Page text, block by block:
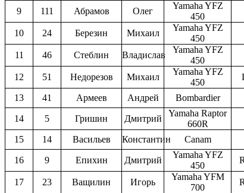
9 111 Абрамов Олег
Yamaha YFZ
450
10 24 Березин Михаил
Yamaha YFZ
450
11 46 Стеблин Владислав
Yamaha YFZ
450
12 51 Недорезов Михаил
Yamaha YFZ
450
13 41 Армеев Андрей Bombardier
14 5 Гришин Дмитрий
Yamaha Raptor
660R
15 14 Васильев Константин Canam
16 9 Епихин Дмитрий
Yamaha YFZ
450
17 23 Ващилин Игорь
Yamaha YFM
700